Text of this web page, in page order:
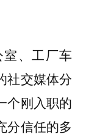
、工厂车
社交媒体分
个刚入职的
分信任的多